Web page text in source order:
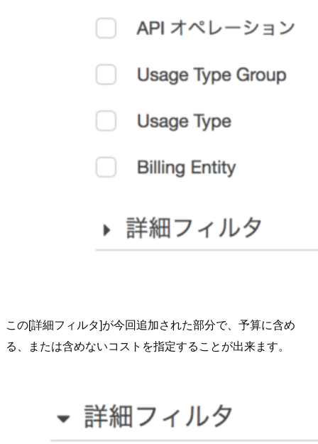
この[詳細フィルタ]が今回追加された部分で、予算に含め
る、または含めないコストを指定することが出来ます。